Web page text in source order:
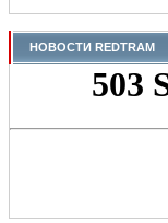
НОВОСТИ REDTRAM